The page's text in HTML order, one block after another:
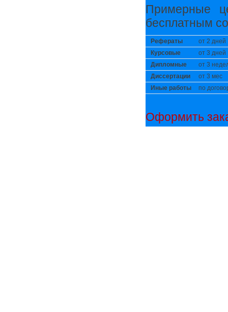
Примерные
бесплатным
Рефераты
от 2 дней
Курсовые
от 3 дней
Дипломные
от 3
Диссертации
от 3 мес
Иные работы
по
Оформить